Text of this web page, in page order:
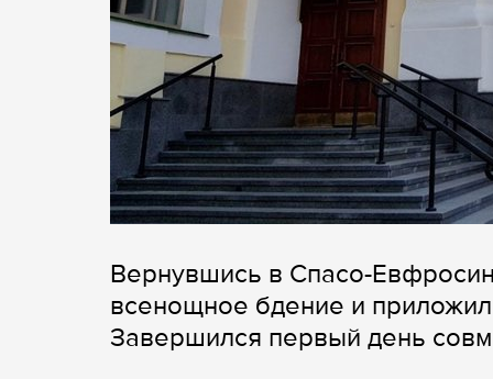
Вернувшись в Спасо-
всенощное бдение и
Завершился первый день